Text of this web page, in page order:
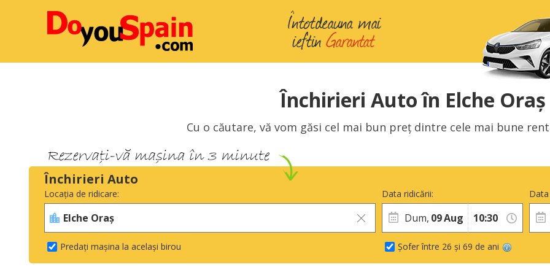
Închirieri Auto în Elche Oraș
Cu o căutare, vă vom găsi cel mai bun preț dintre cele mai bune
Închirieri Auto
Locația de ridicare:
Predați mașina la același birou
Data ridicării:
Dum, 09Aug
Șofer între 26 și 69 de ani